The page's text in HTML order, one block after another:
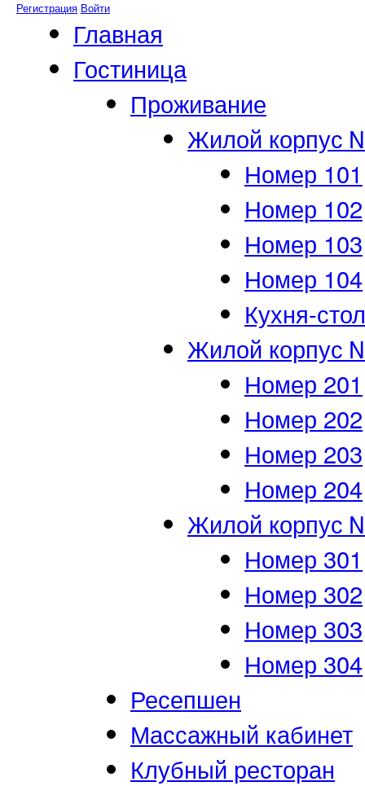
Регистрация Войти
Главная
Гостиница
Проживание
Жилой корпус
Номер 101
Номер 102
Номер 103
Номер 104
Кухня-
Жилой корпус
Номер 201
Номер 202
Номер 203
Номер 204
Жилой корпус
Номер 301
Номер 302
Номер 303
Номер 304
Ресепшен
Массажный кабинет
Клубный ресторан